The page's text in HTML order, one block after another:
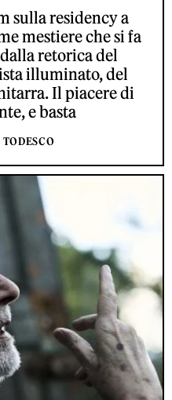
sulla residency a
mestiere che si fa
retorica del
illuminato, del
Il piacere di
e basta